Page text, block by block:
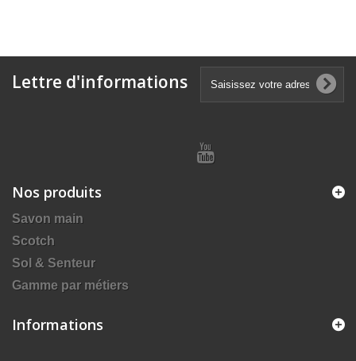
Lettre d'informations
Nos produits
Savon main
Scotch
Sol & Senteur
Gamme par métiers
Informations